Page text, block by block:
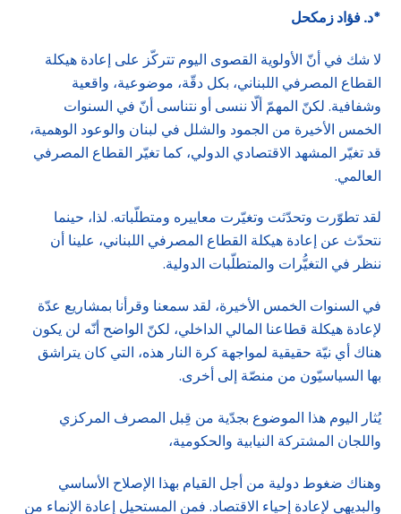
*د. فؤاد زمكحل
لا شك في أنّ الأولوية القصوى اليوم تتركّز على إعادة هيكلة
القطاع المصرفي اللبناني، بكل دقّة، موضوعية، واقعية
وشفافية. لكنّ المهمّ ألّا ننسى أو نتناسى أنّ في السنوات
الخمس الأخيرة من الجمود والشلل في لبنان والوعود الوهمية،
قد تغيّر المشهد الاقتصادي الدولي، كما تغيّر القطاع المصرفي
العالمي.
لقد تطوّرت وتحدّثت وتغيّرت معاييره ومتطلّباته. لذا، حينما
نتحدّث عن إعادة هيكلة القطاع المصرفي اللبناني، علينا أن
ننظر في التغيُّرات والمتطلّبات الدولية.
في السنوات الخمس الأخيرة، لقد سمعنا وقرأنا بمشاريع عدّة
لإعادة هيكلة قطاعنا المالي الداخلي، لكنّ الواضح أنّه لن يكون
هناك أي نيّة حقيقية لمواجهة كرة النار هذه، التي كان يتراشق
بها السياسيّون من منصّة إلى أخرى.
يُثار اليوم هذا الموضوع بجدّية من قِبل المصرف المركزي
واللجان المشتركة النيابية والحكومية،
وهناك ضغوط دولية من أجل القيام بهذا الإصلاح الأساسي
والبديهي لإعادة إحياء الاقتصاد. فمن المستحيل إعادة الإنماء من